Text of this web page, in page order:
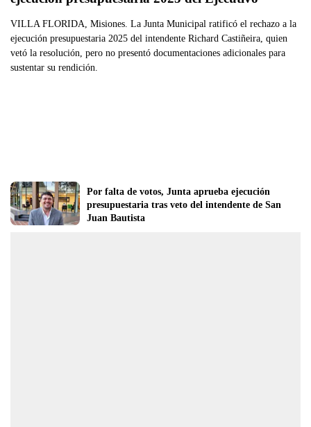
VILLA FLORIDA, Misiones. La Junta Municipal ratificó el rechazo a la
ejecución presupuestaria 2025 del intendente Richard Castiñeira, quien
vetó la resolución, pero no presentó documentaciones adicionales para
sustentar su rendición.
Por falta de votos, Junta aprueba ejecución
presupuestaria tras veto del intendente de San
Juan Bautista